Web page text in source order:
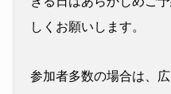
しくお願いします。
参加者多数の場合は、